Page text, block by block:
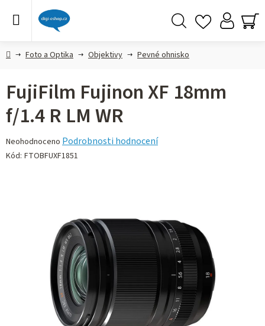
DomůFoto a Optika Objektivy Pevné ohnisko
FujiFilm Fujinon XF 18mm
f/1.4 R LM WR
Průměrné
hodnocení
Neohodnoceno Podrobnosti hodnocení
Kód: FTOBFUXF1851